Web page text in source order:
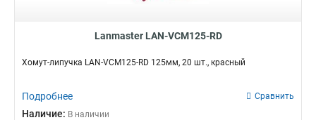
Lanmaster LAN-VCM125-RD
Хомут-липучка LAN-VCM125-RD 125мм, 20 шт., красный
Подробнее Сравнить
Наличие: В наличии